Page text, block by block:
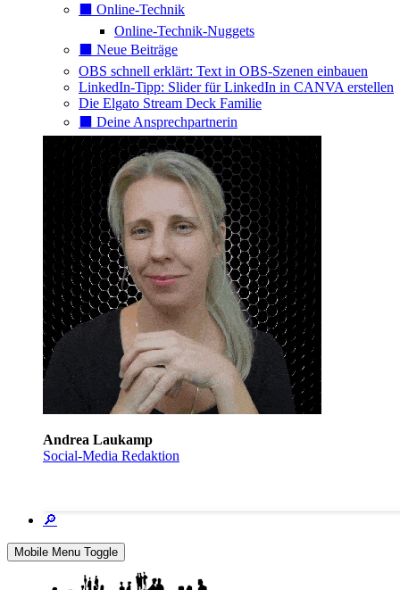
⬛️ Online-Technik
Online-Technik-Nuggets
⬛️ Neue Beiträge
OBS schnell erklärt: Text in OBS-Szenen einbauen
LinkedIn-Tipp: Slider für LinkedIn in CANVA erstellen
Die Elgato Stream Deck Familie
⬛️ Deine Ansprechpartnerin
Andrea Laukamp
Social-Media Redaktion
🔎
Mobile Menu Toggle